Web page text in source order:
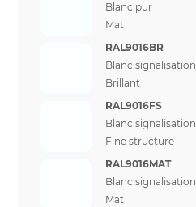
Blanc pur
Mat
RAL9016BR
Blanc signalisation
Brillant
RAL9016FS
Blanc signalisation
Fine structure
RAL9016MAT
Blanc signalisation
Mat